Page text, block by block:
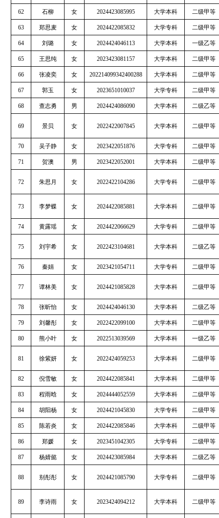
62 石柳 女 2024423085995 大学本科 二级甲等
63 郑思麦 女 2024422085832 大学专科 二级甲等
64 刘璐 女 2024424046113 大学本科 一级乙等
65 王思纯 女 2023423081157 大学本科 二级甲等
66 张凌奕 女 202214099342400288 大学本科 二级甲等
67 郭玉 女 2023651010037 大学专科 二级甲等
68 查志勇 男 2024424086090 大学本科 二级乙等
69 景贝 女 2022422007845 大学本科 二级甲等
70 吴子静 女 2023422051876 大学专科 二级甲等
71 贺澳 男 2023422052001 大学本科 二级甲等
72 朱思月 女 2022422104286 大学专科 二级甲等
73 李梦蝶 女 2024422085881 大学本科 二级甲等
74 黄露瑶 女 2024422066629 大学专科 二级甲等
75 刘宇希 女 2022423104681 大学本科 二级乙等
76 秦娟 女 2023421054711 大学专科 二级甲等
77 谭林美 女 2024421085828 大学本科 二级甲等
78 张昕怡 女 2024424046130 大学本科 二级乙等
79 刘馨彤 女 2022422099100 大学本科 二级甲等
80 熊小叶 女 2022513039569 大学本科 一级乙等
81 徐紫妍 女 2022424059253 大学本科 二级甲等
82 倪雪敏 女 2024422085841 大学本科 二级甲等
83 程雨晗 女 2024444052559 大学本科 二级甲等
84 胡阳杨 女 2024421045830 大学专科 二级甲等
85 陈若炎 女 2024422085846 大学本科 二级甲等
86 郑媛 女 2023451042305 大学专科 二级甲等
87 杨婧懿 女 2024423085984 大学本科 二级乙等
88 别彤彤 女 2024421085790 大学专科 二级甲等
89 李诗雨 女 2023424094212 大学本科 二级甲等